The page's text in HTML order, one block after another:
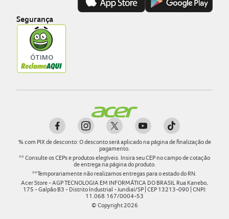
Segurança
%com PIX de desconto: O desconto será aplicado na página de finalização de
pagamento.
** Consulte os CEPs e produtos elegíveis. Insira seu CEP no campo de cotação
de entrega na página do produto.
**Temporariamente não realizamos entregas para o estado do RN.
Acer Store - AGP TECNOLOGIA EM INFORMÁTICA DO BRASIL Rua Kanebo,
175 - Galpão B3 - Distrito Industrial - Jundiaí/SP | CEP 13213-090 | CNPJ:
11.068.167/0004-53
© Copyright2026